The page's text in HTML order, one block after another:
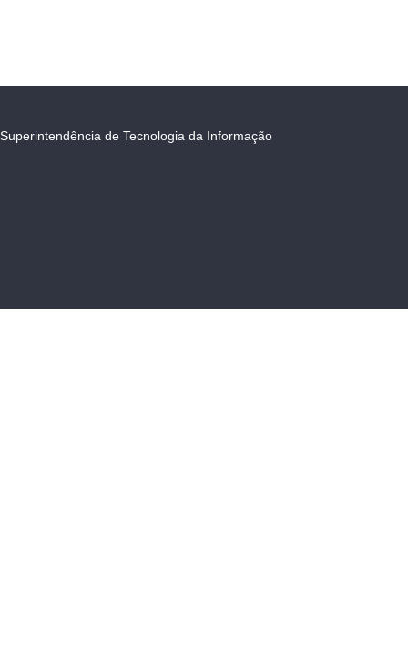
Superintendência de Tecnologia da Informação